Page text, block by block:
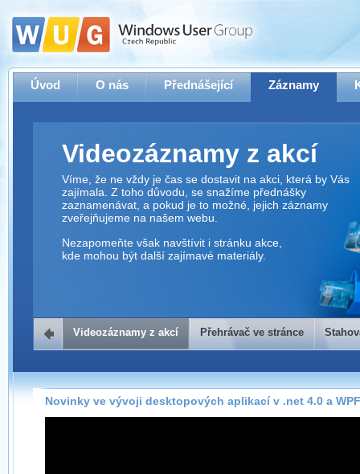
Úvod O nás Přednášející Záznamy
Videozáznamy z akcí
Víme, že ne vždy je čas se dostavit na akci, která by Vás
zajímala. Z toho důvodu, se snažíme přednášky
zaznamenávat, a pokud je to možné, jejich záznamy
zveřejňujeme na našem webu.
Nezapomeňte však navštívit i stránku akce,
kde mohou být další zajímavé materiály.
Přehrávač ve stránce
Záznamy na našem webu můžete pohodlně sledovat
přímo na stránce s využitím našehoHTML 5nebo
Silverlightpřehrávače.
Videozáznamy z akcí Přehrávač ve stránce
Novinky ve vývoji desktopových aplikací v .net 4.0 a